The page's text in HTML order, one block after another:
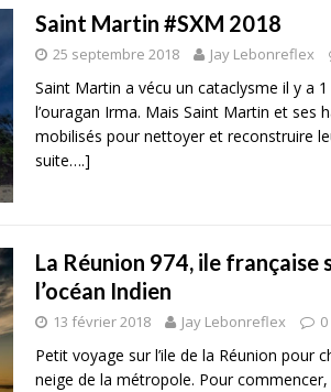
Saint Martin #SXM 2018
25 septembre 2018 Jay Lebonreflex
Saint Martin a vécu un cataclysme il y a
l’ouragan Irma. Mais Saint Martin et ses
mobilisés pour nettoyer et reconstruire
suite….]
La Réunion 974, ile française
l’océan Indien
13 février 2018 Jay Lebonreflex 0
Petit voyage sur l’ile de la Réunion pour
neige de la métropole. Pour